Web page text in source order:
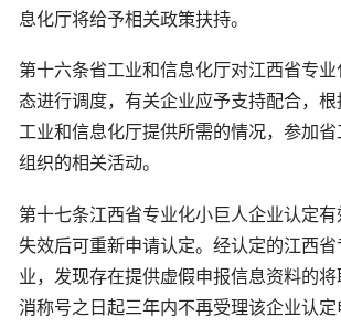
息化厅将给予相关政策扶持。
第十六条省工业和信息化厅对江西省专
态进行调度，有关企业应予支持配合，
工业和信息化厅提供所需的情况，参加
组织的相关活动。
第十七条江西省专业化小巨人企业认定
失效后可重新申请认定。经认定的江西
业，发现存在提供虚假申报信息资料的
消称号之日起三年内不再受理该企业认定